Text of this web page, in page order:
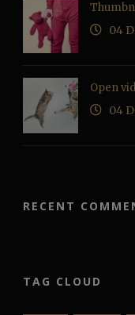
04
Open
04
RECENT
TAG CLOUD